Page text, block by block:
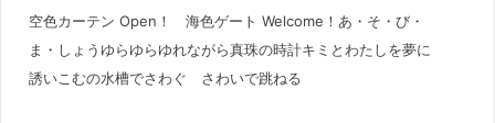
空色カーテン Open！ 海色ゲート Welcome！あ・そ・び・
ま・しょうゆらゆらゆれながら真珠の時計キミとわたしを夢に
誘いこむの水槽でさわぐ さわいで跳ねる